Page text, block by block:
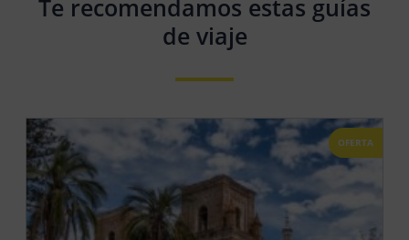
Te recomendamos estas guías
de viaje
OFERTA